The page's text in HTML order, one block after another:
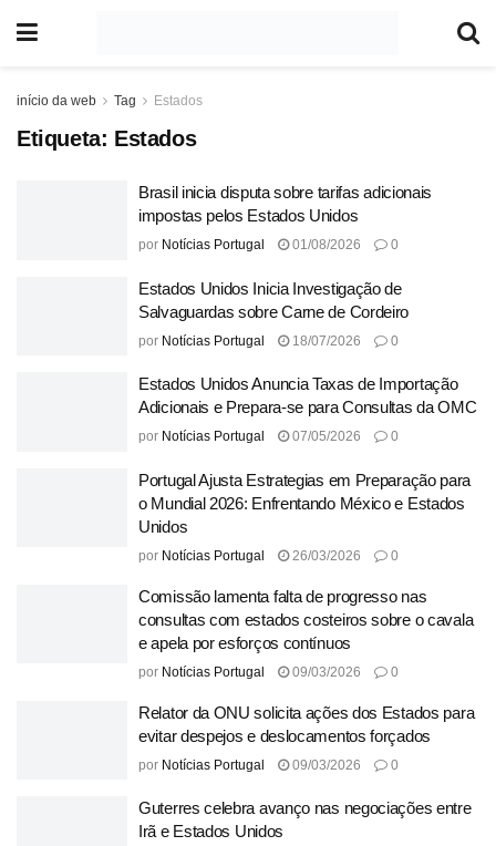
início da web Tag Estados
Etiqueta: Estados
Brasil inicia disputa sobre tarifas adicionais
impostas pelos Estados Unidos
por Notícias Portugal 01/08/2026 0
Estados Unidos Inicia Investigação de
Salvaguardas sobre Carne de Cordeiro
por Notícias Portugal 18/07/2026 0
Estados Unidos Anuncia Taxas de Importação
Adicionais e Prepara-se para Consultas da OMC
por Notícias Portugal 07/05/2026 0
Portugal Ajusta Estrategias em Preparação para
o Mundial 2026: Enfrentando México e Estados
Unidos
por Notícias Portugal 26/03/2026 0
Comissão lamenta falta de progresso nas
consultas com estados costeiros sobre o cavala
e apela por esforços contínuos
por Notícias Portugal 09/03/2026 0
Relator da ONU solicita ações dos Estados para
evitar despejos e deslocamentos forçados
por Notícias Portugal 09/03/2026 0
Guterres celebra avanço nas negociações entre
Irã e Estados Unidos